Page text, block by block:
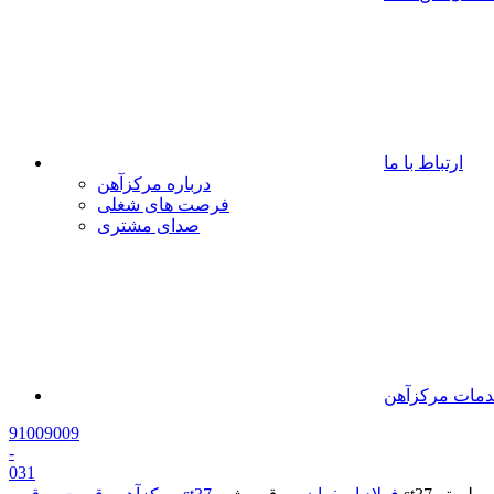
ارتباط با ما
درباره مرکزآهن
فرصت های شغلی
صدای مشتری
مرکزآهن
91009009
-
031